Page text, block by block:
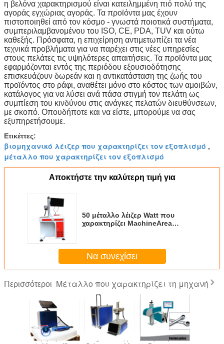
η βελόνα χαρακτηρισμού είναι κατειλημμένη πιό πολύ της
αγοράς εγχώριας αγοράς. Τα προϊόντα μας έχουν
πιστοποιηθεί από τον κόσμο - γνωστά ποιοτικά συστήματα,
συμπεριλαμβανομένου του ISO, CE, PDA, TUV και ούτω
καθεξής. Πρόσφατα, η επιχείρηση αντιμετωπίζει τα νέα
τεχνικά προβλήματα για να παρέχει στις νέες υπηρεσίες
στους πελάτες τις υψηλότερες απαιτήσεις. Τα προϊόντα μας
εφαρμόζονται εντός της περιόδου εξουσιοδότησης
επισκευάζουν δωρεάν και η αντικατάσταση της ζωής του
προϊόντος στο ράφι, αναθέτει μόνο στο κόστος των αμοιβών,
κατάλογος για να λύσει ανά πάσα στιγμή τον πελάτη ως
συμπίεση του κινδύνου στις ανάγκες πελατών διευθύνσεων,
με σκοπό. Οπουδήποτε και να είστε, μπορούμε να σας
εξυπηρετήσουμε.
Ετικέττες:
βιομηχανικό λέιζερ που χαρακτηρίζει τον εξοπλισμό ,
μέταλλο που χαρακτηρίζει τον εξοπλισμό
Αποκτήστε την καλύτερη τιμή για
50 μέταλλο λέιζερ Watt που
χαρακτηρίζει MachineArea
Να συνεχίσει
Περισσότεροι Μέταλλο που χαρακτηρίζει τη μηχανή
Φορητό μέταλλο
Engraver λέιζερ
Αυτόματο μέταλλο